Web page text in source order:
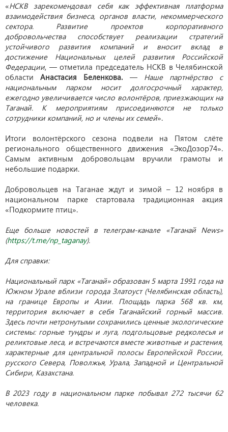
«НСКВ зарекомендовал себя как эффективная платформа
взаимодействия бизнеса, органов власти, некоммерческого
сектора. Развитие проектов корпоративного
добровольчества способствует реализации стратегий
устойчивого развития компаний и вносит вклад в
достижение Национальных целей развития Российской
Федерации, — отметила председатель НСКВ в Челябинской
областиАнастасия Беленкова. — Наше партнёрство с
национальным парком носит долгосрочный характер,
ежегодно увеличивается число волонтёров, приезжающих на
Таганай. К мероприятиям присоединяются не только
сотрудники компаний, но и члены их семей».
Итоги волонтёрского сезона подвели на Пятом слёте
регионального общественного движения «ЭкоДозор74».
Самым активным добровольцам вручили грамоты и
небольшие подарки.
Добровольцев на Таганае ждут и зимой – 12 ноября в
национальном парке стартовала традиционная акция
«Подкормите птиц».
Еще больше новостей в телеграм-канале «Таганай News»
(https://t.me/np_taganay).
Для справки:
Национальный парк «Таганай» образован 5 марта 1991 года на
Южном Урале вблизи города Златоуст (Челябинская область),
на границе Европы и Азии. Площадь парка 568 кв. км,
территория включает в себя Таганайский горный массив.
Здесь почти нетронутыми сохранились ценные экологические
системы: горные тундры и луга, подгольцовые редколесья и
реликтовые леса, и встречаются вместе животные и растения,
характерные для центральной полосы Европейской России,
русского Севера, Поволжья, Урала, Западной и Центральной
Сибири, Казахстана.
В 2023 году в национальном парке побывал 272 тысячи 62
человека.